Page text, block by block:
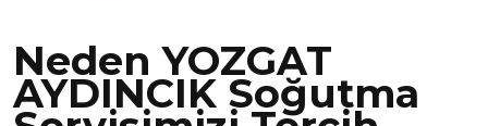
Neden YOZGAT
AYDINCIK Soğutma